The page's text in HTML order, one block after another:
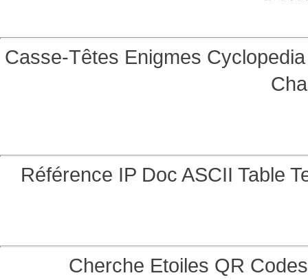
Casse-Têtes Enigmes
Référence IP Doc ASCII Table
Cherche Etoiles QR Codes